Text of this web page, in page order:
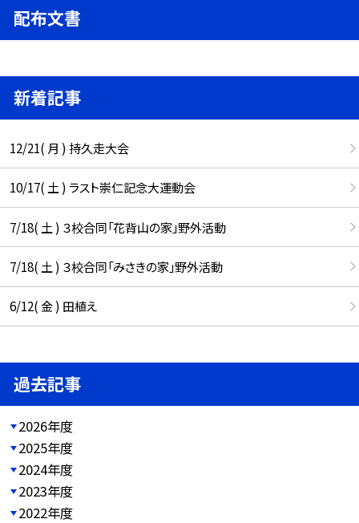
配布文書
新着記事
12/21( 月 ) 持久走大会
10/17( 土 ) ラスト崇仁記念大運動会
7/18( 土 ) ３校合同「花背山の家」野外活動
7/18( 土 ) ３校合同「みさきの家」野外活動
6/12( 金 ) 田植え
過去記事
2026年度
2025年度
2024年度
2023年度
2022年度